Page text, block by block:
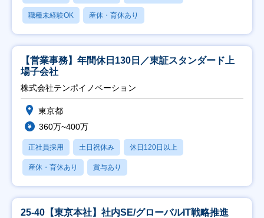
職種未経験OK 産休・育休あり
【営業事務】年間休日130日／東証スタンダード上
場子会社
株式会社テンポイノベーション
東京都
360万~400万
正社員採用 土日祝休み 休日120日以上
産休・育休あり 賞与あり
25-40【東京本社】社内SE/グローバルIT戦略推進